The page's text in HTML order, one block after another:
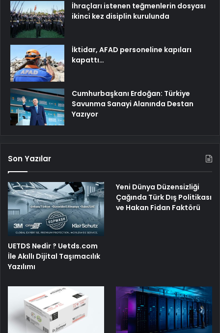
İhraçları istenen teğmenlerin dosyası
ikinci kez disiplin kurulunda
İktidar, AFAD personeline kapıları
kapattı…
Cumhurbaşkanı Erdoğan: Türkiye
Savunma Sanayi Alanında Destan
Yazıyor
Son Yazılar
UETDS Nedir ? Uetds.com
İle Akıllı Dijital Taşımacılık
Yazılımı
Yeni Dünya Düzensizliği
Çağında Türk Dış Politikası
ve Hakan Fidan Faktörü